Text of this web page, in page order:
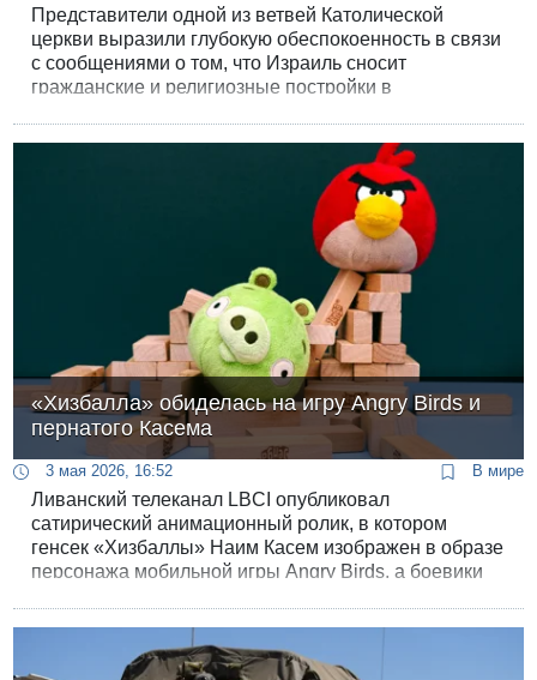
Представители одной из ветвей Католической
церкви выразили глубокую обеспокоенность в связи
с сообщениями о том, что Израиль сносит
гражданские и религиозные постройки в
«Хизбалла» обиделась на игру Angry Birds и
пернатого Касема
3 мая 2026, 16:52 В мире
Ливанский телеканал LBCI опубликовал
сатирический анимационный ролик, в котором
генсек «Хизбаллы» Наим Касем изображен в образе
персонажа мобильной игры Angry Birds, а боевики
свиньями из той же игры.